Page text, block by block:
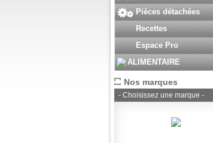
Pièces détachées
Recettes
Espace Pro
ALIMENTAIRE
Nos marques